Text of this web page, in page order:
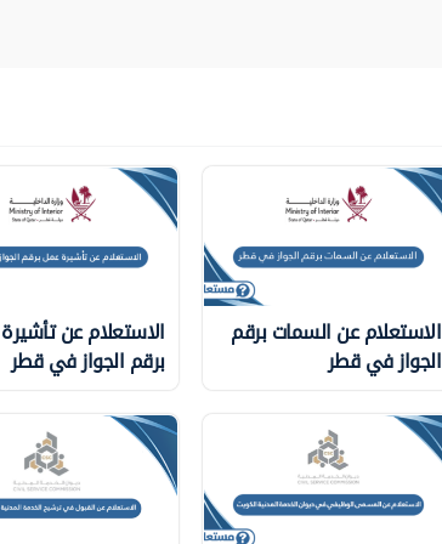
الاستعلام عن السمات برقم
الجواز في قطر
الاستعلام عن
برقم الجواز في قطر